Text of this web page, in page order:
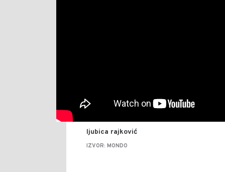
ljubica rajković
IZVOR: MONDO